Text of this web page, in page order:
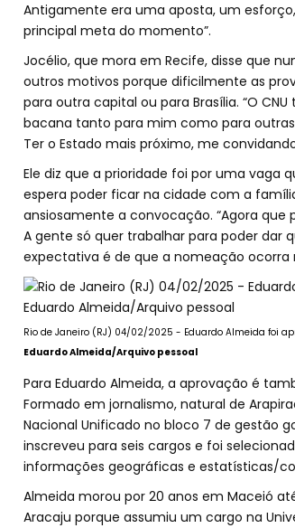
Antigamente era uma aposta, um
principal meta do momento”.
Jocélio, que mora em Recife, disse que
outros motivos porque dificilmente as
para outra capital ou para Brasília. “O
bacana tanto para mim como para
Ter o Estado mais próximo, me
Ele diz que a prioridade foi por uma vaga
espera poder ficar na cidade com a
ansiosamente a convocação. “Agora
A gente só quer trabalhar para poder dar
expectativa é de que a nomeação ocorra
Rio de Janeiro (RJ) 04/02/2025 - Eduardo Almeida foi
Eduardo Almeida/Arquivo pessoal
Para Eduardo Almeida, a aprovação é
Formado em jornalismo, natural de
Nacional Unificado no bloco 7 de gestão
inscreveu para seis cargos e foi
informações geográficas e estatísticas/
Almeida morou por 20 anos em Maceió
Aracaju porque assumiu um cargo na